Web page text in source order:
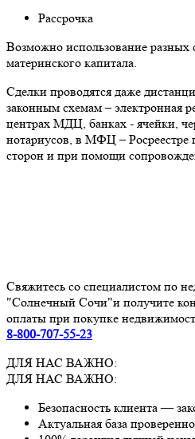
Рассрочка
Возможно использование разных
материнского капитала.
Сделки проводятся даже
законным схемам – электронная
центрах МДЦ, банках - ячейки,
нотариусов, в МФЦ – Росреестре
сторон и при помощи
Свяжитесь со специалистом по
"Солнечный Сочи"и получите
оплаты при покупке
8-800-707-55-23
ДЛЯ НАС ВАЖНО:
ДЛЯ НАС ВАЖНО:
Безопасность клиента —
Актуальная база